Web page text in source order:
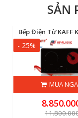
SẢN
- 25%
MUA